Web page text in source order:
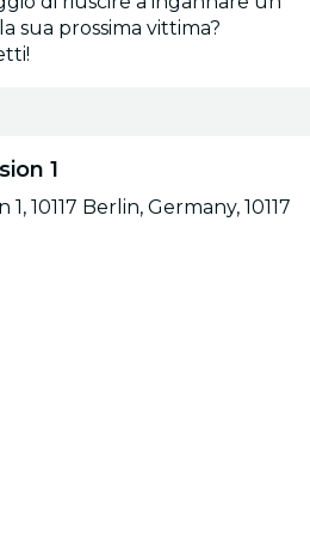
sua prossima vittima?
1
10117 Berlin, Germany, 10117